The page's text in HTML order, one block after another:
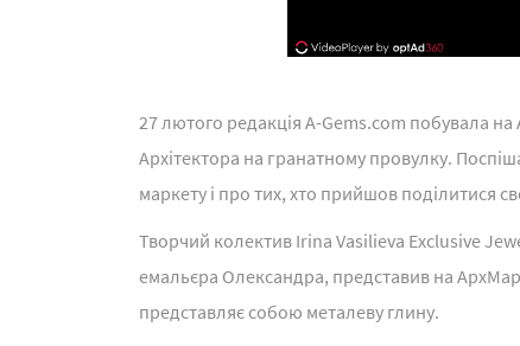
27 лютого редакція A-Gems.com побувала
Архітектора на гранатному провулку.
маркету і про тих, хто прийшов поділитися
Творчий колектив Irina Vasilieva Exclusive
емальєра Олександра, представив на
представляє собою металеву глину.